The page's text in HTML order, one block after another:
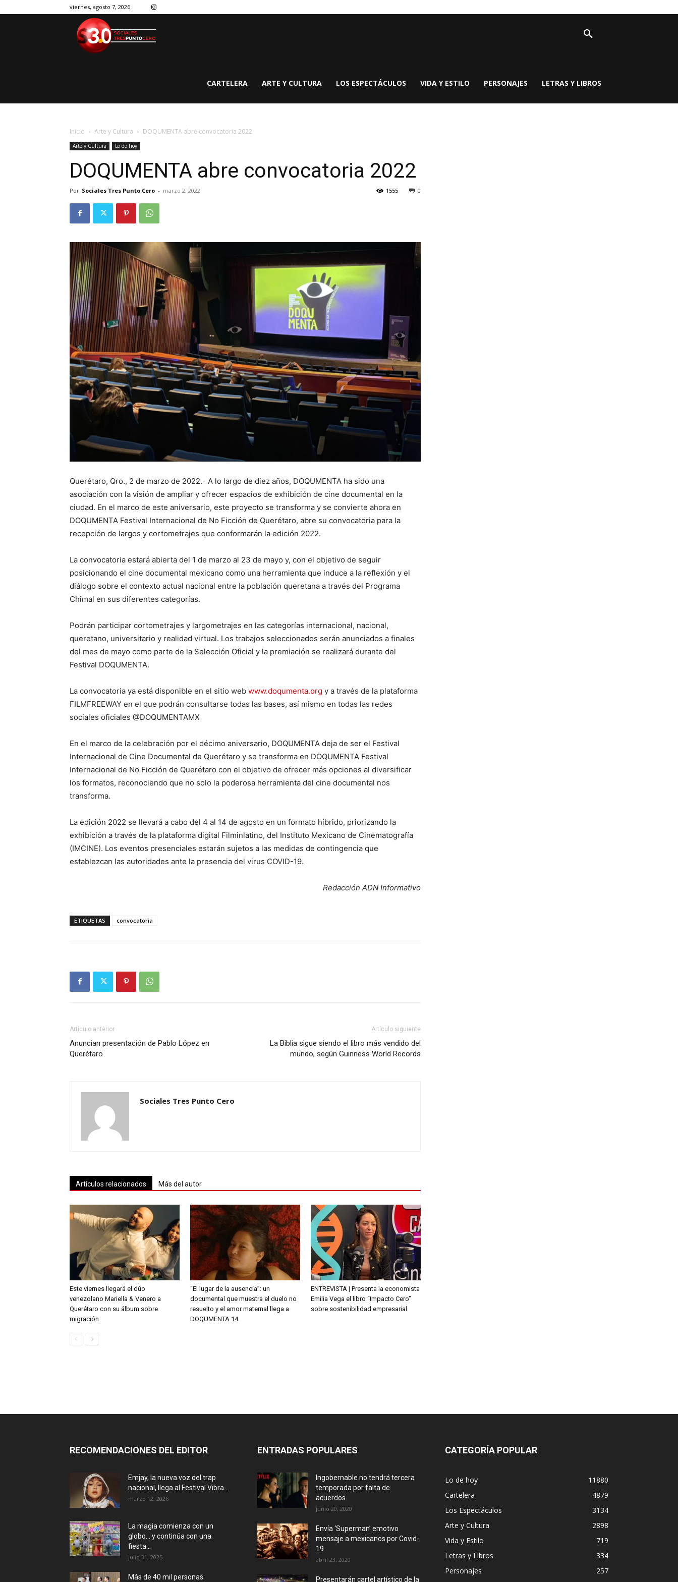
viernes, agosto 7, 2026
CARTELERA ARTE Y CULTURA LOS ESPECTÁCULOS VIDA Y ESTILO PERSONAJES LETRAS Y LIBROS
Inicio Arte y Cultura DOQUMENTA abre convocatoria 2022
Arte y Cultura Lo de hoy
DOQUMENTA abre convocatoria 2022
Por Sociales Tres Punto Cero - marzo 2, 2022 0
1555
Querétaro, Qro., 2 de marzo de 2022.- A lo largo de diez años, DOQUMENTA ha sido una
asociación con la visión de ampliar y ofrecer espacios de exhibición de cine documental en la
ciudad. En el marco de este aniversario, este proyecto se transforma y se convierte ahora en
DOQUMENTA Festival Internacional de No Ficción de Querétaro, abre su convocatoria para la
recepción de largos y cortometrajes que conformarán la edición 2022.
La convocatoria estará abierta del 1 de marzo al 23 de mayo y, con el objetivo de seguir
posicionando el cine documental mexicano como una herramienta que induce a la reflexión y el
diálogo sobre el contexto actual nacional entre la población queretana a través del Programa
Chimal en sus diferentes categorías.
Podrán participar cortometrajes y largometrajes en las categorías internacional, nacional,
queretano, universitario y realidad virtual. Los trabajos seleccionados serán anunciados a finales
del mes de mayo como parte de la Selección Oficial y la premiación se realizará durante del
Festival DOQUMENTA.
La convocatoria ya está disponible en el sitio web www.doqumenta.org y a través de la plataforma
FILMFREEWAY en el que podrán consultarse todas las bases, así mismo en todas las redes
sociales oficiales @DOQUMENTAMX
En el marco de la celebración por el décimo aniversario, DOQUMENTA deja de ser el Festival
Internacional de Cine Documental de Querétaro y se transforma en DOQUMENTA Festival
Internacional de No Ficción de Querétaro con el objetivo de ofrecer más opciones al diversificar
los formatos, reconociendo que no solo la poderosa herramienta del cine documental nos
transforma.
La edición 2022 se llevará a cabo del 4 al 14 de agosto en un formato híbrido, priorizando la
exhibición a través de la plataforma digital Filminlatino, del Instituto Mexicano de Cinematografía
(IMCINE). Los eventos presenciales estarán sujetos a las medidas de contingencia que
establezcan las autoridades ante la presencia del virus COVID-19.
Redacción ADN Informativo
ETIQUETAS convocatoria
Artículo anterior
Anuncian presentación de Pablo López en
Querétaro
Artículo siguiente
La Biblia sigue siendo el libro más vendido del
mundo, según Guinness World Records
Sociales Tres Punto Cero
Artículos relacionados Más del autor
Este viernes llegará el dúo
venezolano Mariella & Venero a
Querétaro con su álbum sobre
migración
“El lugar de la ausencia”: un
documental que muestra el duelo no
resuelto y el amor maternal llega a
DOQUMENTA 14
ENTREVISTA | Presenta la economista
Emilia Vega el libro “Impacto Cero”
sobre sostenibilidad empresarial
RECOMENDACIONES DEL EDITOR
Emjay, la nueva voz del trap
nacional, llega al Festival Vibra...
marzo 12, 2026
La magia comienza con un
globo… y continúa con una
fiesta...
julio 31, 2025
Más de 40 mil personas
ENTRADAS POPULARES
Ingobernable no tendrá tercera
temporada por falta de
acuerdos
junio 20, 2020
Envía ‘Superman’ emotivo
mensaje a mexicanos por Covid-
19
abril 23, 2020
Presentarán cartel artístico de la
CATEGORÍA POPULAR
Lo de hoy
11880
Cartelera
4879
Los Espectáculos
3134
Arte y Cultura
2898
Vida y Estilo
719
Letras y Libros
334
Personajes
257